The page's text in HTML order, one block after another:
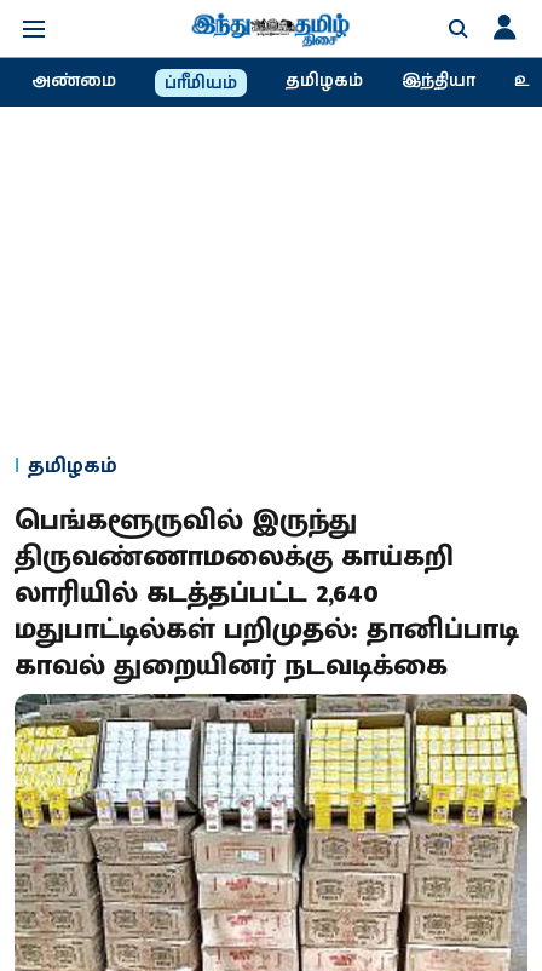
அண்மை ப்ரீமியம் தமிழகம் இந்தியா
தமிழகம்
பெங்களூருவில் இருந்து
திருவண்ணாமலைக்கு காய்கறி
லாரியில் கடத்தப்பட்ட 2,640
மதுபாட்டில்கள் பறிமுதல்: தானிப்பாடி
காவல் துறையினர் நடவடிக்கை